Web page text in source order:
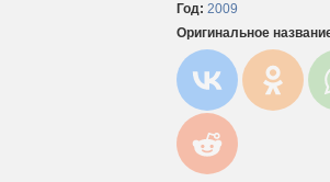
Год: 2009
Оригинальное